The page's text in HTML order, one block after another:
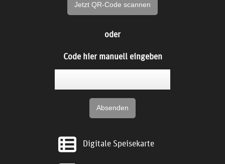
Jetzt QR-Code scannen
oder
Code hier manuell eingeben
Digitale Speisekarte